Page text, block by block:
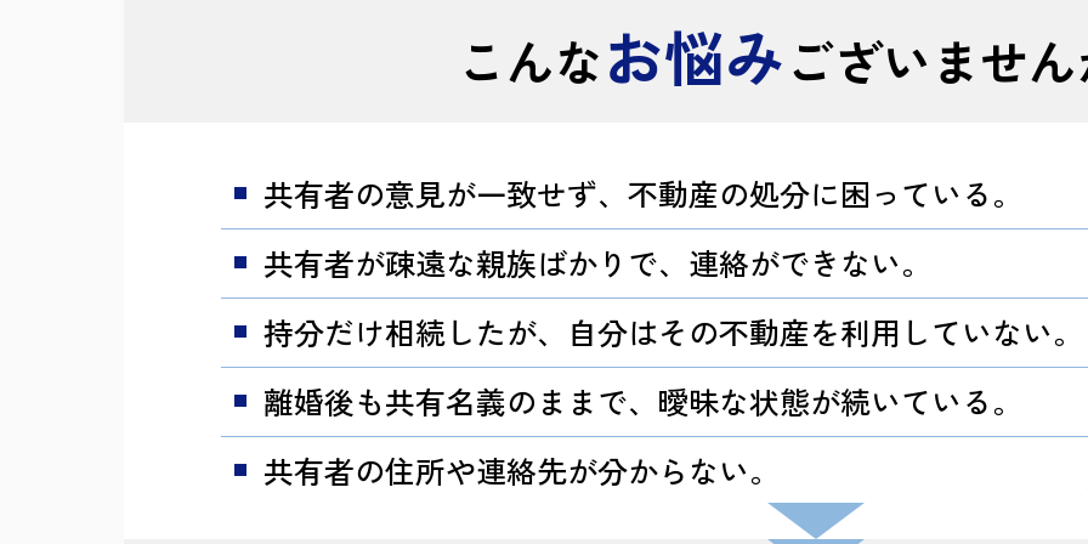
こんなお悩みございませ
共有者の意見が一致せず、不動産の処分に困っている。
共有者が疎遠な親族ばかりで、連絡ができない。
持分だけ相続したが、自分はその不動産を利用していない。
離婚後も共有名義のままで、曖昧な状態が続いている。
共有者の住所や連絡先が分からない。